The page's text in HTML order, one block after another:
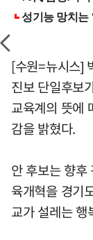
[수원=뉴시스]
진보 단일후보
교육계의 뜻에
감을 밝혔다.
안 후보는 향
육개혁을 경기
교가 설레는